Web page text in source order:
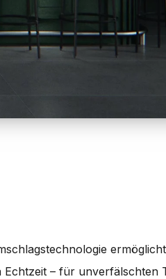
Echtzeit – für unverfälschten